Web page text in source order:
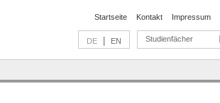
Startseite Kontakt Impressum
DE EN Studienfächer